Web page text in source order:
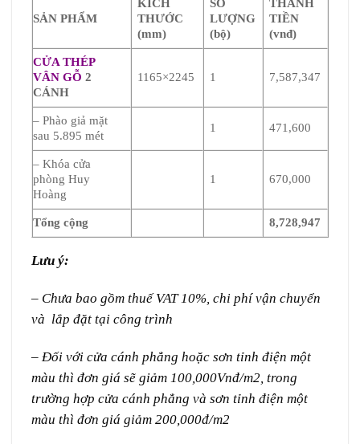
SẢN PHẨM
KÍCH
THƯỚC
(mm)
SỐ
LƯỢNG
(bộ)
THÀNH
TIỀN
(vnđ)
CỬA THÉP
VÂN GỖ 2
CÁNH
1165×2245 1 7,587,347
– Phào giả mặt
sau 5.895 mét
1 471,600
– Khóa cửa
phòng Huy
Hoàng
1 670,000
Tổng cộng 8,728,947
Lưu ý:
– Chưa bao gồm thuế VAT 10%, chi phí vận chuyển
và lắp đặt tại công trình
– Đối với cửa cánh phẳng hoặc sơn tỉnh điện một
màu thì đơn giá sẽ giảm 100,000Vnđ/m2, trong
trường hợp cửa cánh phẳng và sơn tỉnh điện một
màu thì đơn giá giảm 200,000đ/m2